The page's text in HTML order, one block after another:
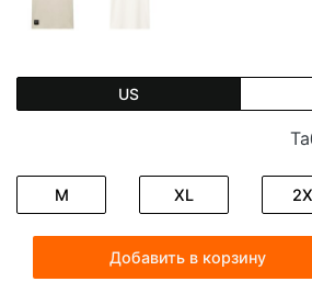
US
M XL
Добавить в корзину